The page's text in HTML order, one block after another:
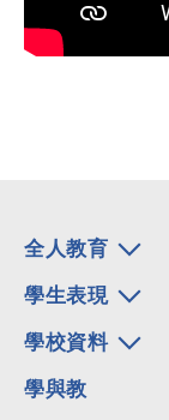
全人教育
學生表現
學校資料
學與教